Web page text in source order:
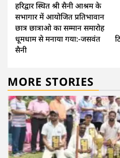
Reading
हरिद्वार स्थित श्री सैनी आश्रम के
सभागार में आयोजित प्रतिभावान
छात्र छात्राओ का सम्मान समारोह
धूमधाम से मनाया गया:-जसवंत
सैनी
MORE STORIES